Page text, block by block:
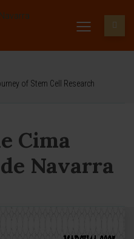
of Stem Cell Research
Cima
Navarra